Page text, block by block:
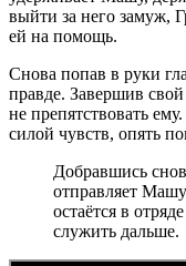
выйти за него замуж,
ей на помощь.
Снова попав в руки
правде. Завершив
не препятствовать
силой чувств, опять
Добравшись
отправляет
остаётся в
служить дальше.